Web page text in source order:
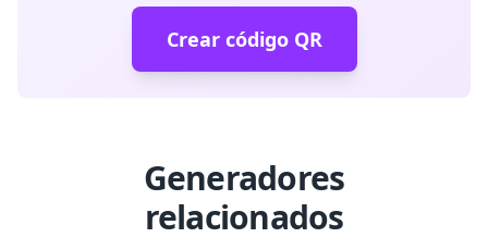
Crear código QR
Generadores
relacionados